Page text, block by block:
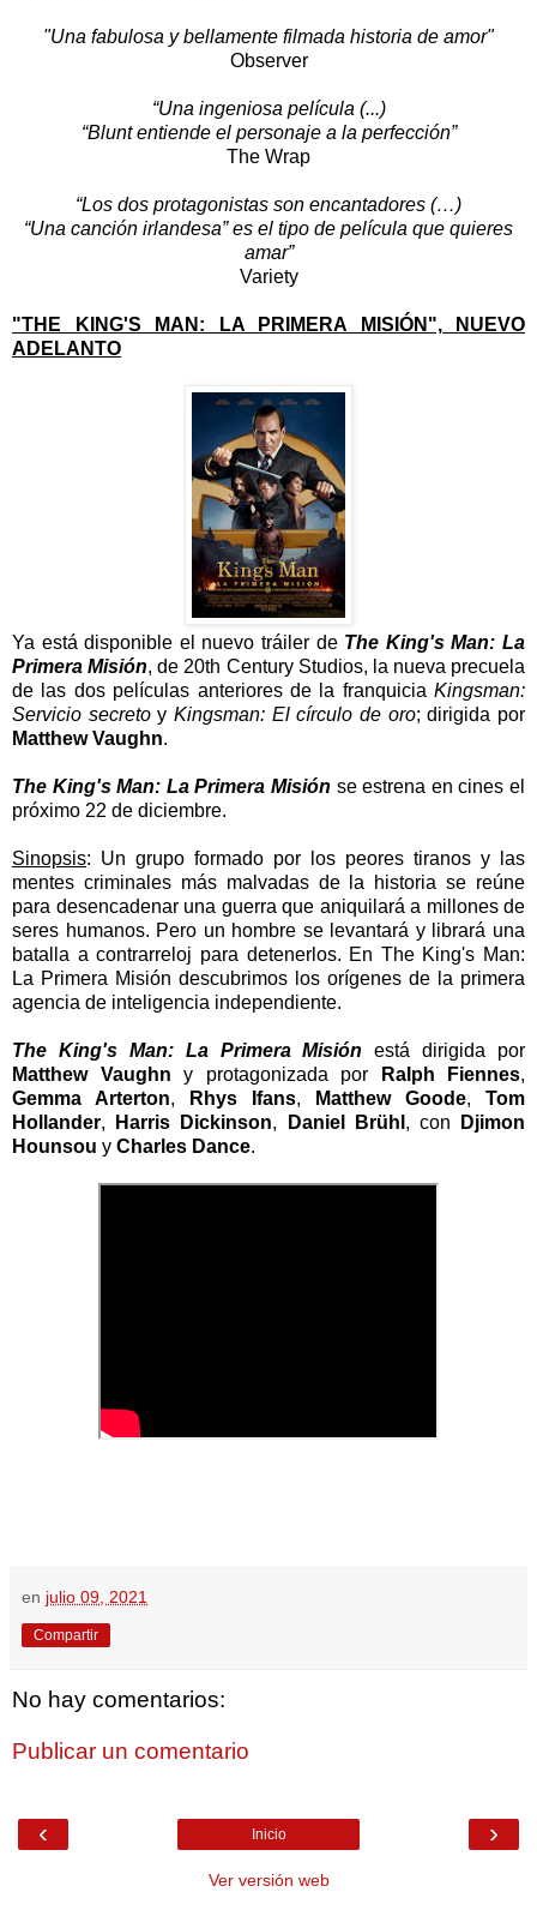
"Una fabulosa y bellamente filmada historia de amor"
Observer
“Una ingeniosa película (...)
“Blunt entiende el personaje a la perfección”
The Wrap
“Los dos protagonistas son encantadores (…)
“Una canción irlandesa” es el tipo de película que quieres
amar”
Variety
"THE KING'S MAN: LA PRIMERA MISIÓN",
NUEVO
ADELANTO
Ya está disponible el nuevo tráiler de The King's Man: La
Primera Misión, de 20th Century Studios, la nueva precuela
de las dos películas anteriores de la franquicia Kingsman:
Servicio secretoyKingsman: El círculo de oro; dirigida por
Matthew Vaughn.
The King's Man: La Primera Misión se estrena en cines el
próximo 22 de diciembre.
Sinopsis: Un grupo formado por los peores tiranos y las
mentes criminales más malvadas de la historia se reúne
para desencadenar una guerra que aniquilará a millones de
seres humanos. Pero un hombre se levantará y librará una
batalla a contrarreloj para detenerlos. En The King's Man:
La Primera Misión descubrimos los orígenes de la primera
agencia de inteligencia independiente.
The King's Man: La Primera Misión está dirigida por
Matthew Vaughn y protagonizada por Ralph Fiennes,
Gemma Arterton, Rhys Ifans, Matthew Goode, Tom
Hollander, Harris Dickinson, Daniel Brühl , con
Djimon
Hounsou y Charles Dance.
en julio 09, 2021
Compartir
No hay comentarios:
Publicar un comentario
‹ ›
Inicio
Ver versión web